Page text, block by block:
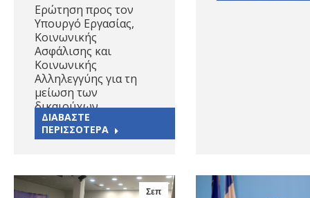
Ερώτηση προς τον
Υπουργό Εργασίας,
Κοινωνικής
Ασφάλισης και
Κοινωνικής
Αλληλεγγύης για τη
μείωση των
δικαιούχων…
ΔΙΑΒΑΣΤΕ
ΠΕΡΙΣΣΟΤΕΡΑ
Σεπ